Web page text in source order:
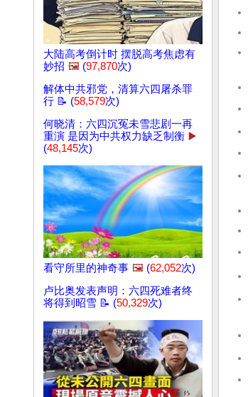
大陆高考倒计时 摆脱高考焦虑有
妙招 🖼️ (97,870次)
解体中共邪党，清算六四屠杀罪
行 📝 (58,579次)
何晓清：六四沉冤未雪悲剧一再
重演 是因为中共权力缺乏制衡 ▶️
(48,145次)
看守所里的神奇事 🖼️ (62,052次)
卢比奥发表声明：六四死难者终
将得到昭雪 📝 (50,329次)